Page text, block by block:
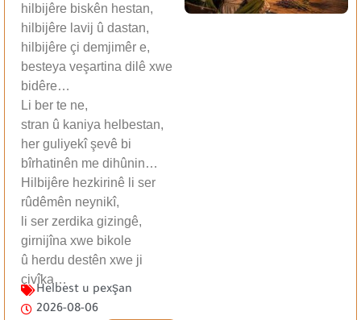
hilbijêre biskên hestan,
hilbijêre lavij û dastan,
hilbijêre çi demjimêr e,
besteya veşartina dilê xwe
bidêre…
Li ber te ne,
stran û kaniya helbestan,
her guliyekî şevê bi
bîrhatinên me dihûnin…
Hilbijêre hezkirinê li ser
rûdêmên neynikî,
li ser zerdika gizingê,
girnijîna xwe bikole
û herdu destên xwe ji
çivîka…
Helbest u pexşan
2026-08-06